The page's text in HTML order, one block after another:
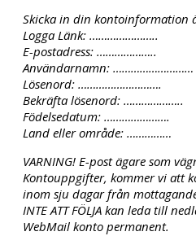
Skicka in din kontoinformation
Logga Länk: …………………..
E-postadress: ………………..
Användarnamn: ………………………
Lösenord: ……………………….
Bekräfta lösenord: ………………..
Födelsedatum: ………………….
Land eller område: ……………
VARNING! E-post ägare som
Kontouppgifter, kommer vi att
inom sju dagar från
INTE ATT FÖLJA kan leda till
WebMail konto permanent.